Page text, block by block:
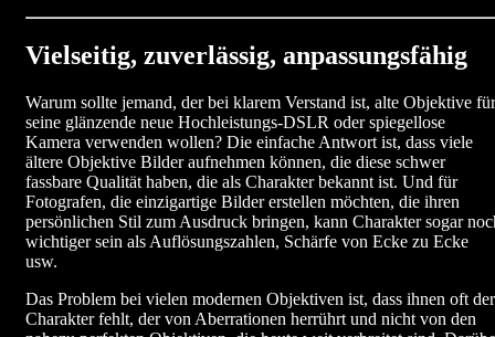
Vielseitig, zuverlässig, anpassungsfähig
Warum sollte jemand, der bei klarem Verstand ist, alte Objektive für
seine glänzende neue Hochleistungs-DSLR oder spiegellose
Kamera verwenden wollen? Die einfache Antwort ist, dass viele
ältere Objektive Bilder aufnehmen können, die diese schwer
fassbare Qualität haben, die als Charakter bekannt ist. Und für
Fotografen, die einzigartige Bilder erstellen möchten, die ihren
persönlichen Stil zum Ausdruck bringen, kann Charakter sogar
wichtiger sein als Auflösungszahlen, Schärfe von Ecke zu Ecke
usw.
Das Problem bei vielen modernen Objektiven ist, dass ihnen oft der
Charakter fehlt, der von Aberrationen herrührt und nicht von den